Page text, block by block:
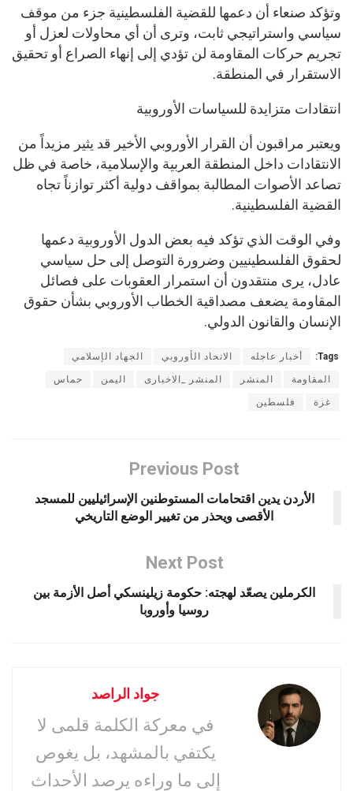
وتؤكد صنعاء أن دعمها للقضية الفلسطينية جزء من موقف
سياسي واستراتيجي ثابت، وترى أن أي محاولات لعزل أو
تجريم حركات المقاومة لن تؤدي إلى إنهاء الصراع أو تحقيق
الاستقرار في المنطقة.
انتقادات متزايدة للسياسات الأوروبية
ويعتبر مراقبون أن القرار الأوروبي الأخير قد يثير مزيداً من
الانتقادات داخل المنطقة العربية والإسلامية، خاصة في ظل
تصاعد الأصوات المطالبة بمواقف دولية أكثر توازناً تجاه
القضية الفلسطينية.
وفي الوقت الذي تؤكد فيه بعض الدول الأوروبية دعمها
لحقوق الفلسطينيين وضرورة التوصل إلى حل سياسي
عادل، يرى منتقدون أن استمرار العقوبات على فصائل
المقاومة يضعف مصداقية الخطاب الأوروبي بشأن حقوق
الإنسان والقانون الدولي.
Tags: أخبار عاجله الاتحاد الأوروبي الجهاد الإسلامي
المقاومة المنشر المنشر _الاخبارى اليمن حماس
غزة فلسطين
Previous Post
الأردن يدين اقتحامات المستوطنين الإسرائيليين للمسجد
الأقصى ويحذر من تغيير الوضع التاريخي
Next Post
الكرملين يصعّد لهجته: حكومة زيلينسكي أصل الأزمة بين
روسيا وأوروبا
جواد الراصد
في معركة الكلمة قلمى لا
يكتفي بالمشهد، بل يغوص
إلى ما وراءه يرصد الأحداث